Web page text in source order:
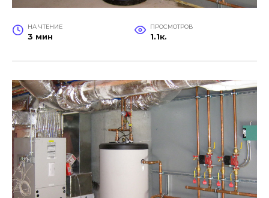
НА ЧТЕНИЕ
3 мин
ПРОСМОТРОВ
1.1к.